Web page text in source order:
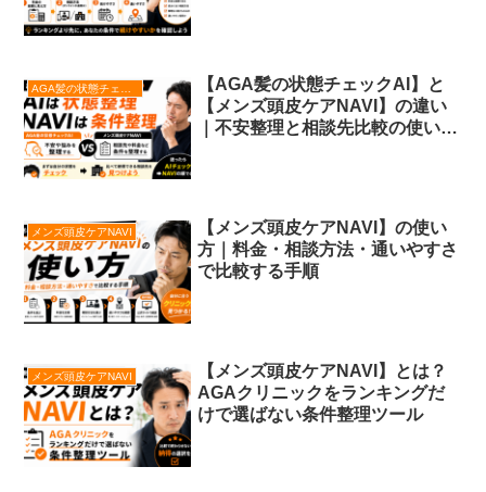
【AGA髪の状態チェックAI】と
【メンズ頭皮ケアNAVI】の違い
｜不安整理と相談先比較の使い分
メンズ頭皮ケアNAVI
【メンズ頭皮ケアNAVI】の使い
方｜料金・相談方法・通いやすさ
で比較する手順
メンズ頭皮ケアNAVI
【メンズ頭皮ケアNAVI】とは？
AGAクリニックをランキングだ
けで選ばない条件整理ツール